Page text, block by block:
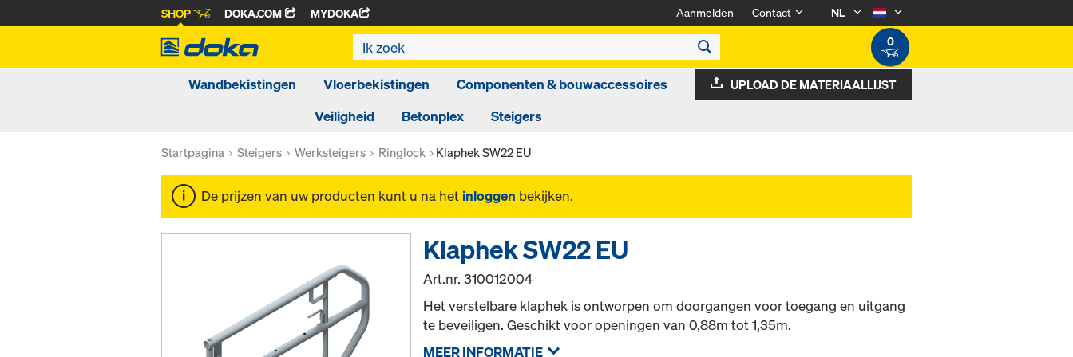
SHOP DOKA.COM MYDOKA Aanmelden Contact
NL
0
Wandbekistingen Vloerbekistingen
Componenten & bouwaccessoires
Veiligheid
Betonplex Steigers
UPLOAD DE MATERIAALLIJST
Startpagina Steigers Werksteigers Ringlock Klaphek SW22 EU
De prijzen van uw producten kunt u na het inloggen bekijken.
Klaphek SW22 EU
Art.nr.310012004
Het verstelbare klaphek is ontworpen om doorgangen voor toegang en uitgang
te beveiligen. Geschikt voor openingen van 0,88m tot 1,35m.
MEER INFORMATIE